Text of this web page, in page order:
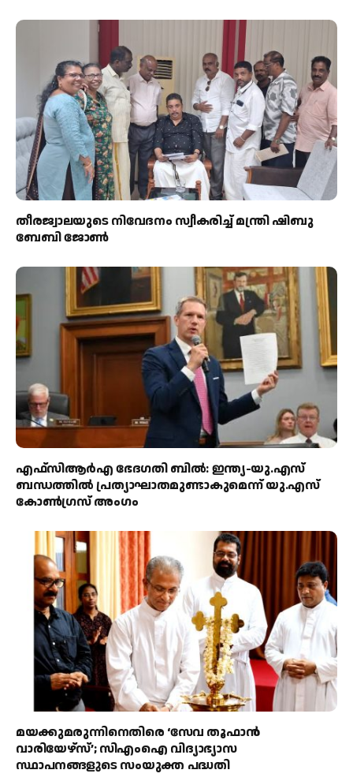
തീരജ്വാലയുടെ നിവേദനം സ്വീകരിച്ച് മന്ത്രി ഷിബു
ബേബി ജോൺ
എഫ്‌സിആർഎ ഭേദഗതി ബിൽ: ഇന്ത്യ-യു.എസ്
ബന്ധത്തിൽ പ്രത്യാഘാതമുണ്ടാകുമെന്ന് യു.എസ്
കോൺഗ്രസ് അംഗം
മയക്കുമരുന്നിനെതിരെ ‘സേവ തൂഫാൻ
വാരിയേഴ്‌സ്’; സിഎംഐ വിദ്യാഭ്യാസ
സ്ഥാപനങ്ങളുടെ സംയുക്ത പദ്ധതി